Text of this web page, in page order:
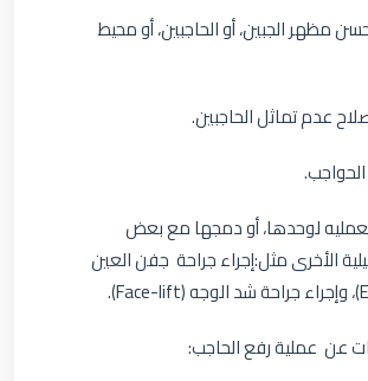
مظهر الجبين، أو الحاجبين، أو محيط
عدم تماثل الحاجبين.
لوحدها، أو دمجها مع بعض
الأخرى مثل:إجراء جراحة جفن العين
عن عملية رفع الحاجب: